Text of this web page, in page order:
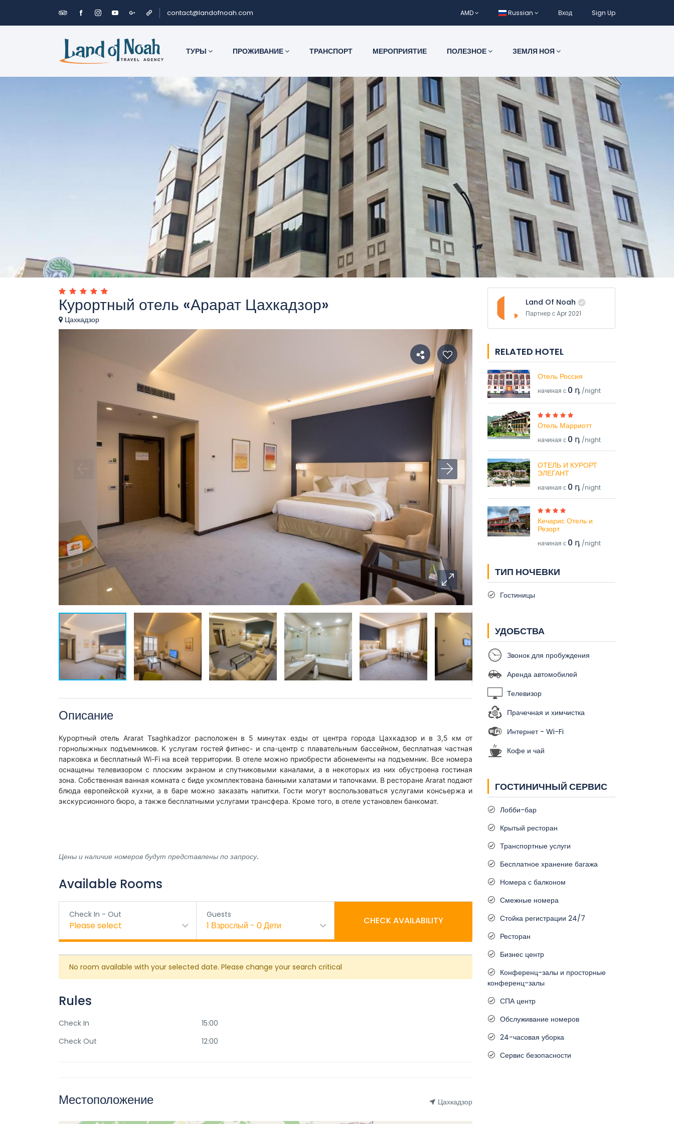
contact@landofnoah.com AMD Russian Вход Sign Up
ТУРЫ ПРОЖИВАНИЕ ТРАНСПОРТ МЕРОПРИЯТИЕ ПОЛЕЗНОЕ ЗЕМЛЯ НОЯ
Курортный отель «Арарат Цахкадзор»
Цахкадзор
Описание
Курортный отель Ararat Tsaghkadzor расположен в 5 минутах езды от центра города Цахкадзор и в 3,5 км от
горнолыжных подъемников. К услугам гостей фитнес- и спа-центр с плавательным бассейном, бесплатная частная
парковка и бесплатный Wi-Fi на всей территории. В отеле можно приобрести абонементы на подъемник. Все номера
оснащены телевизором с плоским экраном и спутниковыми каналами, а в некоторых из них обустроена гостиная
зона. Собственная ванная комната с биде укомплектована банными халатами и тапочками. В ресторане Ararat подают
блюда европейской кухни, а в баре можно заказать напитки. Гости могут воспользоваться услугами консьержа и
экскурсионного бюро, а также бесплатными услугами трансфера. Кроме того, в отеле установлен банкомат.
Цены и наличие номеров будут представлены по запросу.
Available Rooms
Check In - Out
Please select
Guests
1 Взрослый -0Дети CHECK AVAILABILITY
No room available with your selected date. Please change your search critical
Rules
Check In
15:00
Check Out
12:00
Местоположение Цахкадзор
Land Of Noah
Партнер с Apr 2021
RELATED HOTEL
Отель Россия
начиная с 0 դ /night
Отель Марриотт
начиная с 0 դ /night
ОТЕЛЬ И КУРОРТ
ЭЛЕГАНТ
начиная с 0 դ /night
Кечарис Отель и
Резорт
начиная с 0 դ /night
ТИП НОЧЕВКИ
Гостиницы
УДОБСТВА
Звонок для пробуждения
Аренда автомобилей
Телевизор
Прачечная и химчистка
Интернет - Wi-Fi
Кофе и чай
ГОСТИНИЧНЫЙ СЕРВИС
Лобби-бар
Крытый ресторан
Транспортные услуги
Бесплатное хранение багажа
Номера с балконом
Смежные номера
Стойка регистрации 24/7
Ресторан
Бизнес центр
Конференц-залы и просторные
конференц-залы
СПА центр
Обслуживание номеров
24-часовая уборка
Сервис безопасности